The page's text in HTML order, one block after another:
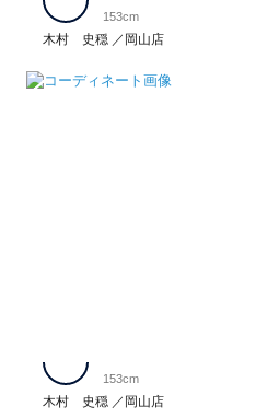
木村 史穏 岡山店
153cm
木村 史穏 岡山店
153cm